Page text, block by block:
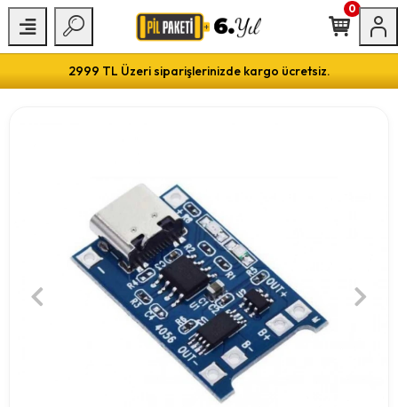
2999 TL Üzeri siparişlerinizde kargo ücretsiz.
0